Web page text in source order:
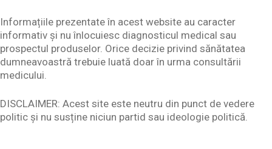
Informațiile prezentate în acest website au caracter
informativ și nu înlocuiesc diagnosticul medical sau
prospectul produselor. Orice decizie privind sănătatea
dumneavoastră trebuie luată doar în urma consultării
medicului.
DISCLAIMER: Acest site este neutru din punct de vedere
politic și nu susține niciun partid sau ideologie politică.